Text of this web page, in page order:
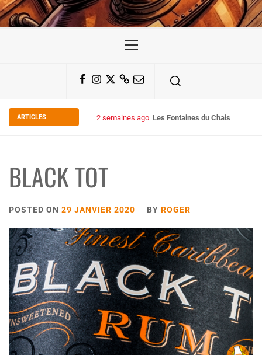
Menu
Facebook
Instagram
TwitterSubstack
Email
ARTICLES 2 semaines ago Les Fontaines du Chais 27
BLACK TOT
POSTED ON 29 JANVIER 2020 BY ROGER